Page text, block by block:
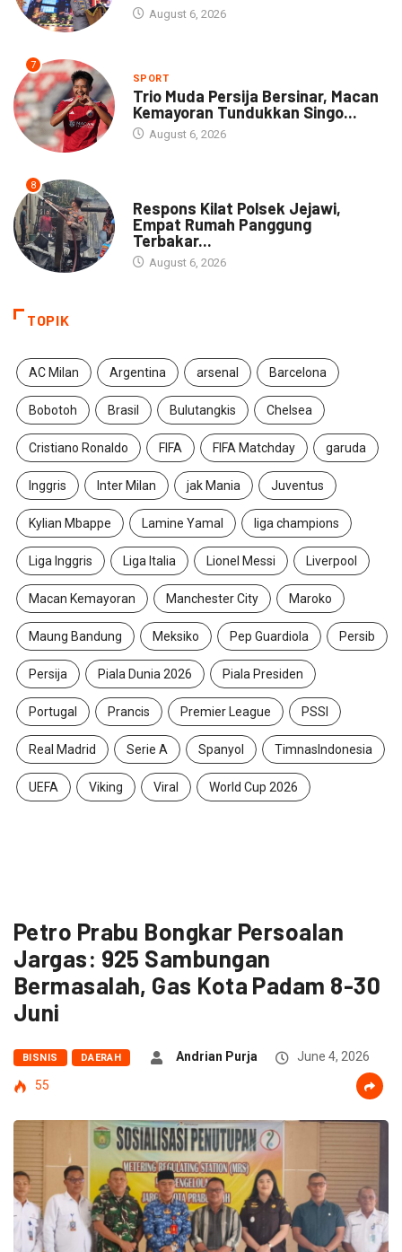
August 6, 2026
7
SPORT
Trio Muda Persija Bersinar, Macan
Kemayoran Tundukkan Singo...
August 6, 2026
8
Respons Kilat Polsek Jejawi,
Empat Rumah Panggung
Terbakar...
August 6, 2026
TOPIK
AC Milan Argentina arsenal Barcelona
Bobotoh Brasil Bulutangkis Chelsea
Cristiano Ronaldo FIFA FIFA Matchday garuda
Inggris Inter Milan jak Mania Juventus
Kylian Mbappe Lamine Yamal liga champions
Liga Inggris Liga Italia Lionel Messi Liverpool
Macan Kemayoran Manchester City Maroko
Maung Bandung Meksiko Pep Guardiola Persib
Persija Piala Dunia 2026 Piala Presiden
Portugal Prancis Premier League PSSI
Real Madrid Serie A Spanyol TimnasIndonesia
UEFA Viking Viral World Cup 2026
Petro Prabu Bongkar Persoalan
Jargas: 925 Sambungan
Bermasalah, Gas Kota Padam 8-30
Juni
BISNIS DAERAH Andrian Purja
June 4, 2026
55